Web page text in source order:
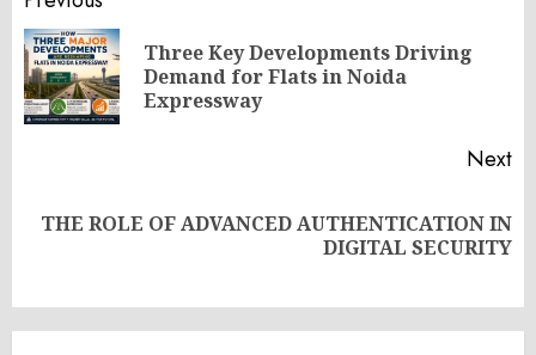
navigationThree Key Developments Driving
Demand for Flats in Noida
Expressway
Next
Next
THE ROLE OF ADVANCED AUTHENTICATION IN
DIGITAL SECURITY